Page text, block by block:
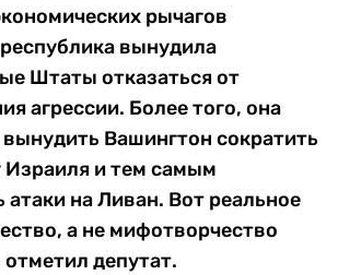
рычагов
вынудила
Штаты отказаться от
агрессии. Более того, она
Вашингтон сократить
и тем самым
атаки на Ливан. Вот реальное
а не мифотворчество
депутат.